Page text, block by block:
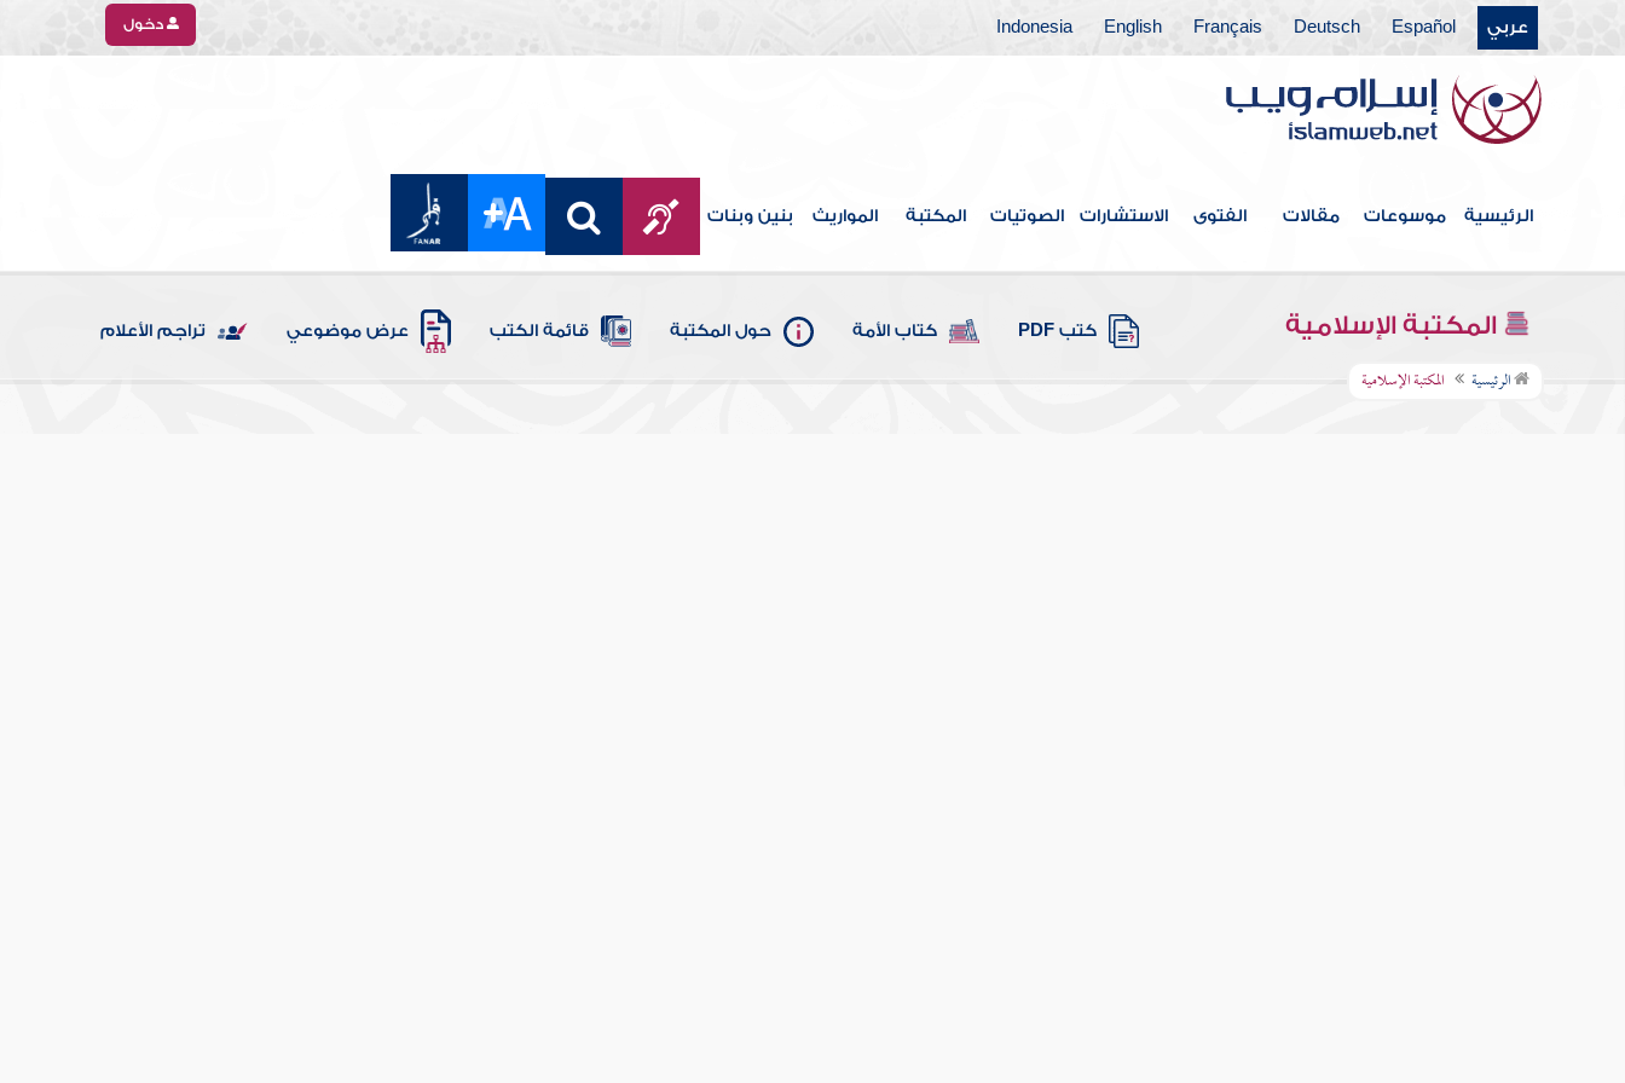
عربي Español
Deutsch
Français
English
Indonesia دخول
الرئيسية موسوعات مقالات الفتوى الاستشارات الصوتيات المكتبة المواريث بنين وبنات
المكتبة الإسلامية كتب PDF كتاب الأمة حول المكتبة قائمة الكتب عرض موضوعي تراجم الأعلام
الرئيسية المكتبة الإسلامية